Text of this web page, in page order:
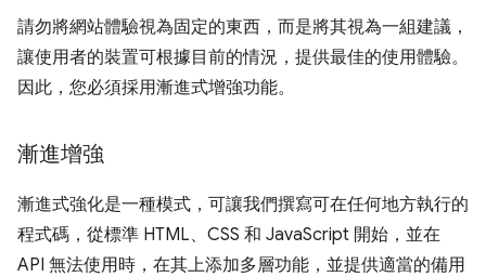
請勿將網站體驗視為固定的東西，而是將其視為一組建議，
讓使用者的裝置可根據目前的情況，提供最佳的使用體驗。
因此，您必須採用漸進式增強功能。
漸進增強
漸進式強化是一種模式，可讓我們撰寫可在任何地方執行的
程式碼，從標準 HTML、CSS 和 JavaScript 開始，並在
API 無法使用時，在其上添加多層功能，並提供適當的備用